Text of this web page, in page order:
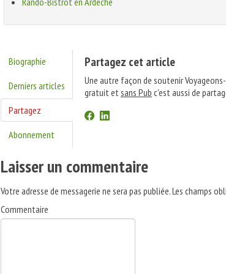
Biographie
Derniers articles
Partagez
Abonnement
Partagez cet article
Une autre façon de soutenir
gratuit etsans Pub c'est aussi de
Laisser un commentaire
Votre adresse de messagerie ne sera pas publiée.Les champs
Commentaire